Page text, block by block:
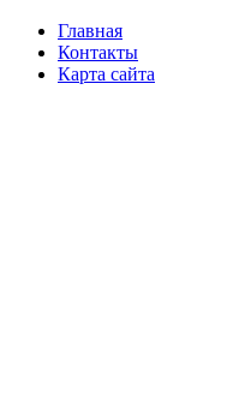
Главная
Контакты
Карта сайта